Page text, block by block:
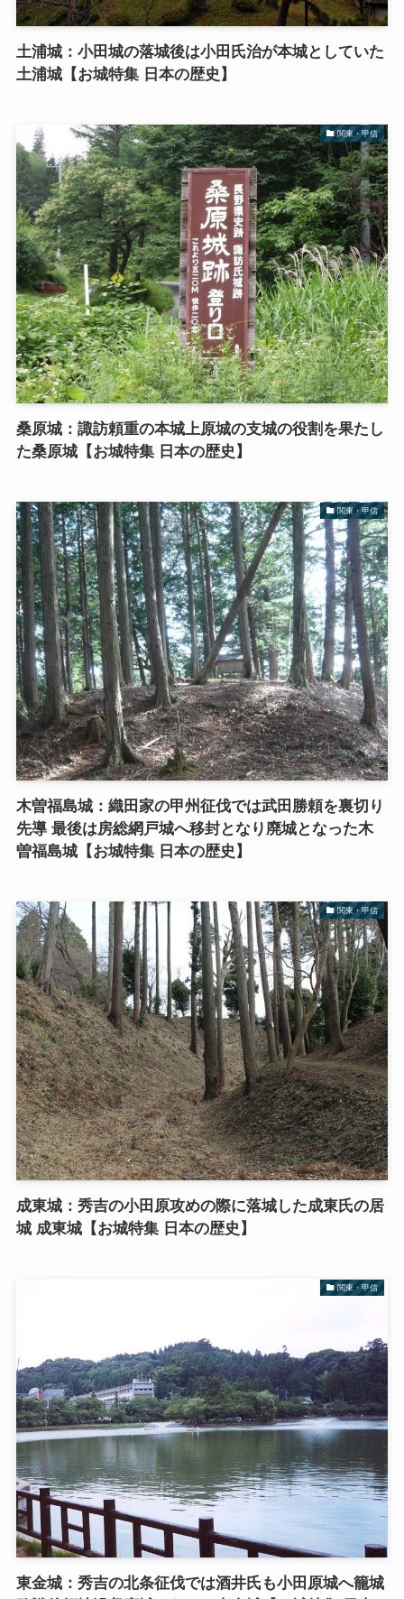
土浦城：小田城の落城後は小田氏治が本城としていた
土浦城【お城特集 日本の歴史】
関東・甲信
桑原城：諏訪頼重の本城上原城の支城の役割を果たし
た桑原城【お城特集 日本の歴史】
関東・甲信
木曽福島城：織田家の甲州征伐では武田勝頼を裏切り
先導 最後は房総網戸城へ移封となり廃城となった木
曽福島城【お城特集 日本の歴史】
関東・甲信
成東城：秀吉の小田原攻めの際に落城した成東氏の居
城 成東城【お城特集 日本の歴史】
関東・甲信
東金城：秀吉の北条征伐では酒井氏も小田原城へ籠城